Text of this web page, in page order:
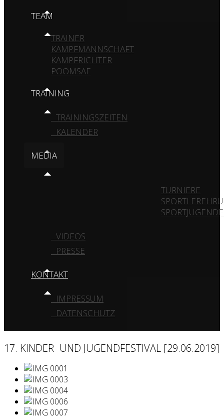
TEAM
TRAINER
KAMPFMANNSCHAFT
KAMPFRICHTER
POOMSAE
TRAINING
TRAININGSZEITEN
KALENDER
MEDIA
TURNIERE
VIDEOS
PRESSE
KONTAKT
IMPRESSUM
DATENSCHUTZ
17. KINDER- UND JUGENDFESTIVAL [29.06.2019]